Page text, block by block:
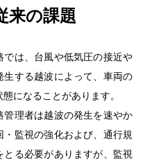
来の課題
では、台風や低気圧の接近や
生する越波によって、車両の
になることがあります。
管理者は越波の発生を速やか
・監視の強化および、通行規
とる必要がありますが、監視